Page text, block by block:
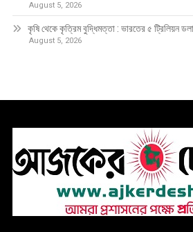
August 5, 2026
কৃষি থেকে কৃত্রিম বুদ্ধিমত্তা : ভারতের ৫ ট্রিলিয়ন
August 5, 2026